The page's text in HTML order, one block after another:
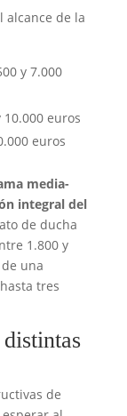
alcance de la
y 7.000
10.000 euros
euros
media-
integral del
de ducha
1.800 y
una
tres
de